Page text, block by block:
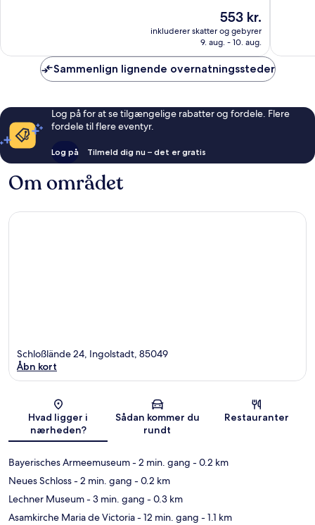
Prisen
553 kr.
553 kr.
inkluderer skatter og gebyrer
9. aug. - 10. aug.
Sammenlign lignende overnatningssteder
Log på for at se tilgængelige rabatter og fordele. Flere
fordele til flere eventyr.
Log på Tilmeld dig nu – det er gratis
Om området
Kort
Schloßlände 24, Ingolstadt, 85049
Åbn kort
Hvad ligger i
nærheden?
Sådan kommer du
rundt
Restauranter
Bayerisches Armeemuseum- 2 min. gang - 0.2 km
Neues Schloss- 2 min. gang - 0.2 km
Lechner Museum- 3 min. gang - 0.3 km
Asamkirche Maria de Victoria- 12 min. gang - 1.1 km